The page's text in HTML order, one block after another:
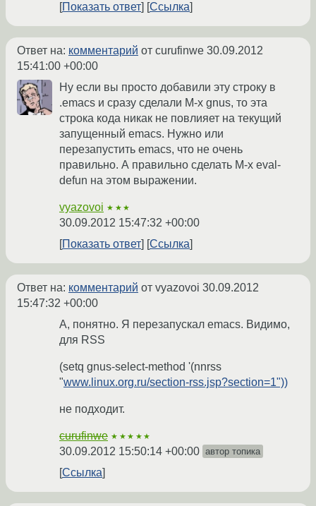
Показать ответ Ссылка
Ответ на: комментарий от curufinwe 30.09.2012
15:41:00 +00:00
Ну если вы просто добавили эту строку в
.emacs и сразу сделали M-x gnus, то эта
строка кода никак не повлияет на текущий
запущенный emacs. Нужно или
перезапустить emacs, что не очень
правильно. А правильно сделать M-x eval-
defun на этом выражении.
vyazovoi ★★★
30.09.2012 15:47:32 +00:00
Показать ответ
Ссылка
Ответ на: комментарий от vyazovoi 30.09.2012
15:47:32 +00:00
А, понятно. Я перезапускал emacs. Видимо,
для RSS
(setq gnus-select-method '(nnrss
"www.linux.org.ru/section-rss.jsp?section=1"))
не подходит.
curufinwe ★★★★★
30.09.2012 15:50:14 +00:00 автор топика
Ссылка